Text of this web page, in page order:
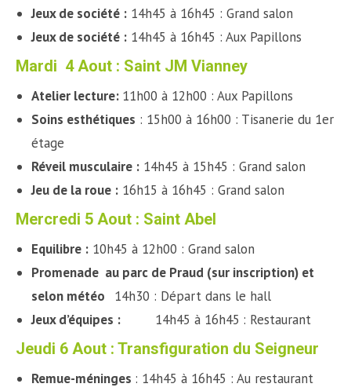
Jeux de société : 14h45 à 16h45 : Grand salon
Jeux de société : 14h45 à 16h45 : Aux Papillons
Mardi 4 Aout : Saint JM Vianney
Atelier lecture: 11h00 à 12h00 : Aux Papillons
Soins esthétiques : 15h00 à 16h00 : Tisanerie du 1er
étage
Réveil musculaire : 14h45 à 15h45 : Grand salon
Jeu de la roue : 16h15 à 16h45 : Grand salon
Mercredi 5 Aout : Saint Abel
Equilibre : 10h45 à 12h00 : Grand salon
Promenade au parc de Praud (sur inscription) et
selon météo 14h30 : Départ dans le hall
Jeux d’équipes : 14h45 à 16h45 : Restaurant
Jeudi 6 Aout : Transfiguration du Seigneur
Remue-méninges : 14h45 à 16h45 : Au restaurant